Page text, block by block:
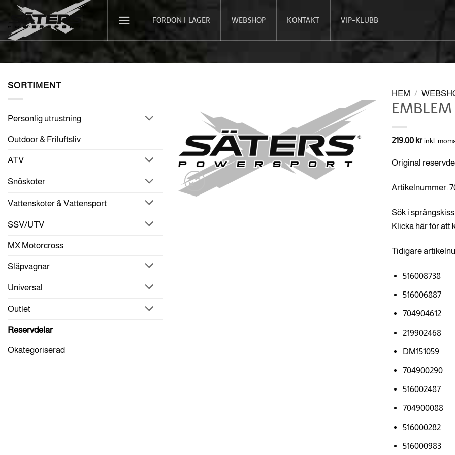
content
FORDON I LAGER WEBSHOP KONTAKT VIP-KLUBB
SORTIMENT
Personlig utrustning
Outdoor & Friluftsliv
ATV
Snöskoter
Vattenskoter & Vattensport
SSV/UTV
MX Motorcross
Släpvagnar
Universal
Outlet
Reservdelar
Okategoriserad
HEM /
219.00 kr inkl.
Original
Artikelnummer:
Sök i
Klicka här för att
Tidigare
516008738
516006887
704904612
219902468
DM151059
704900290
516002487
704900088
516000282
516000983